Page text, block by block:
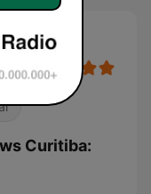
Curitiba: